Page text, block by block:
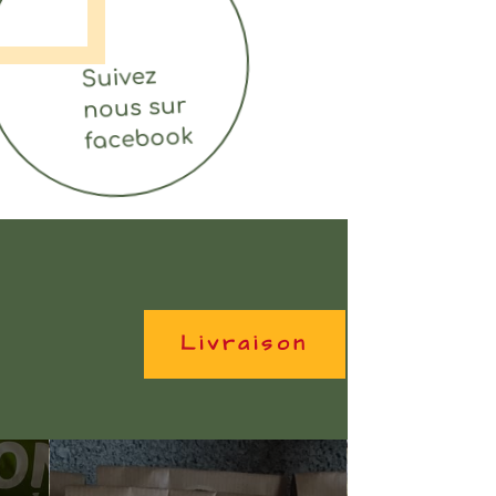
Suivez
nous sur
facebook
Livraison